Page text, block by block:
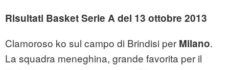
Risultati Basket Serie A del 13 ottobre 2013
Clamoroso ko sul campo di Brindisi per Milano.
La squadra meneghina, grande favorita per il